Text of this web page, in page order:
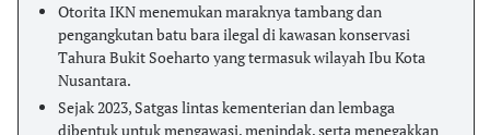
Otorita IKN menemukan maraknya tambang dan
pengangkutan batu bara ilegal di kawasan konservasi
Tahura Bukit Soeharto yang termasuk wilayah Ibu Kota
Nusantara.
Sejak 2023, Satgas lintas kementerian dan lembaga
dibentuk untuk mengawasi, menindak, serta menegakkan